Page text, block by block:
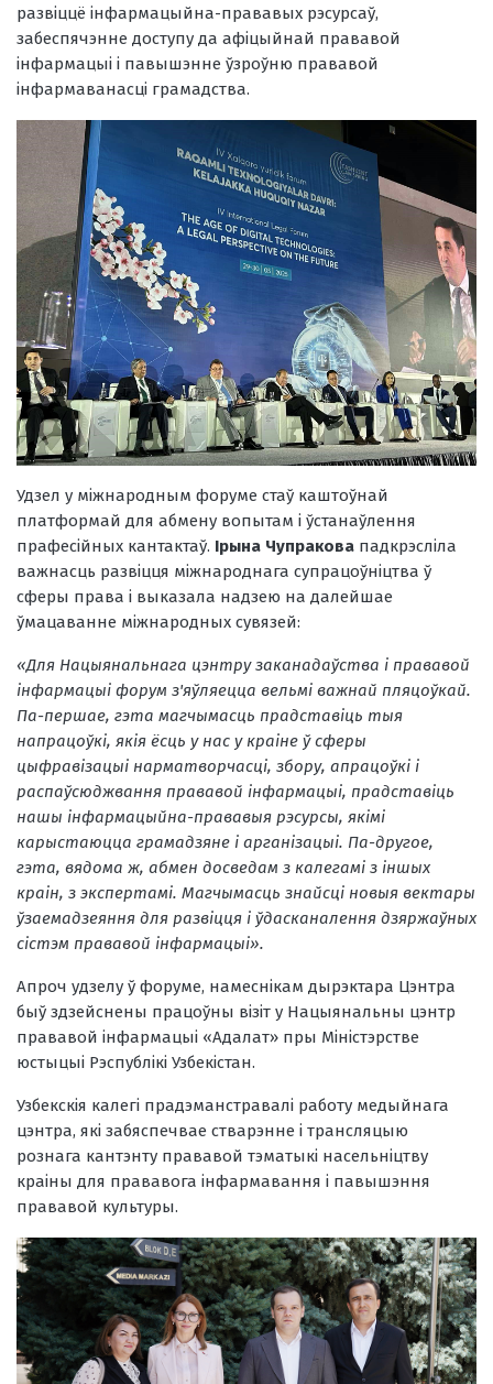
развіццё інфармацыйна-прававых рэсурсаў,
забеспячэнне доступу да афіцыйнай прававой
інфармацыі і павышэнне ўзроўню прававой
інфармаванасці грамадства.
Удзел у міжнародным форуме стаў каштоўнай
платформай для абмену вопытам і ўстанаўлення
прафесійных кантактаў. Ірына Чупракова падкрэсліла
важнасць развіцця міжнароднага супрацоўніцтва ў
сферы права і выказала надзею на далейшае
ўмацаванне міжнародных сувязей:
«Для Нацыянальнага цэнтру заканадаўства і прававой
інфармацыі форум з'яўляецца вельмі важнай пляцоўкай.
Па-першае, гэта магчымасць прадставіць тыя
напрацоўкі, якія ёсць у нас у краіне ў сферы
цыфравізацыі нарматворчасці, збору, апрацоўкі і
распаўсюджвання прававой інфармацыі, прадставіць
нашы інфармацыйна-прававыя рэсурсы, якімі
карыстаюцца грамадзяне і арганізацыі. Па-другое,
гэта, вядома ж, абмен досведам з калегамі з іншых
краін, з экспертамі. Магчымасць знайсці новыя вектары
ўзаемадзеяння для развіцця і ўдасканалення дзяржаўных
сістэм прававой інфармацыі».
Апроч удзелу ў форуме, намеснікам дырэктара Цэнтра
быў здзейснены працоўны візіт у Нацыянальны цэнтр
прававой інфармацыі «Адалат» пры Міністэрстве
юстыцыі Рэспублікі Узбекістан.
Узбекскія калегі прадэманстравалі работу медыйнага
цэнтра, які забяспечвае стварэнне і трансляцыю
рознага кантэнту прававой тэматыкі насельніцтву
краіны для прававога інфармавання і павышэння
прававой культуры.